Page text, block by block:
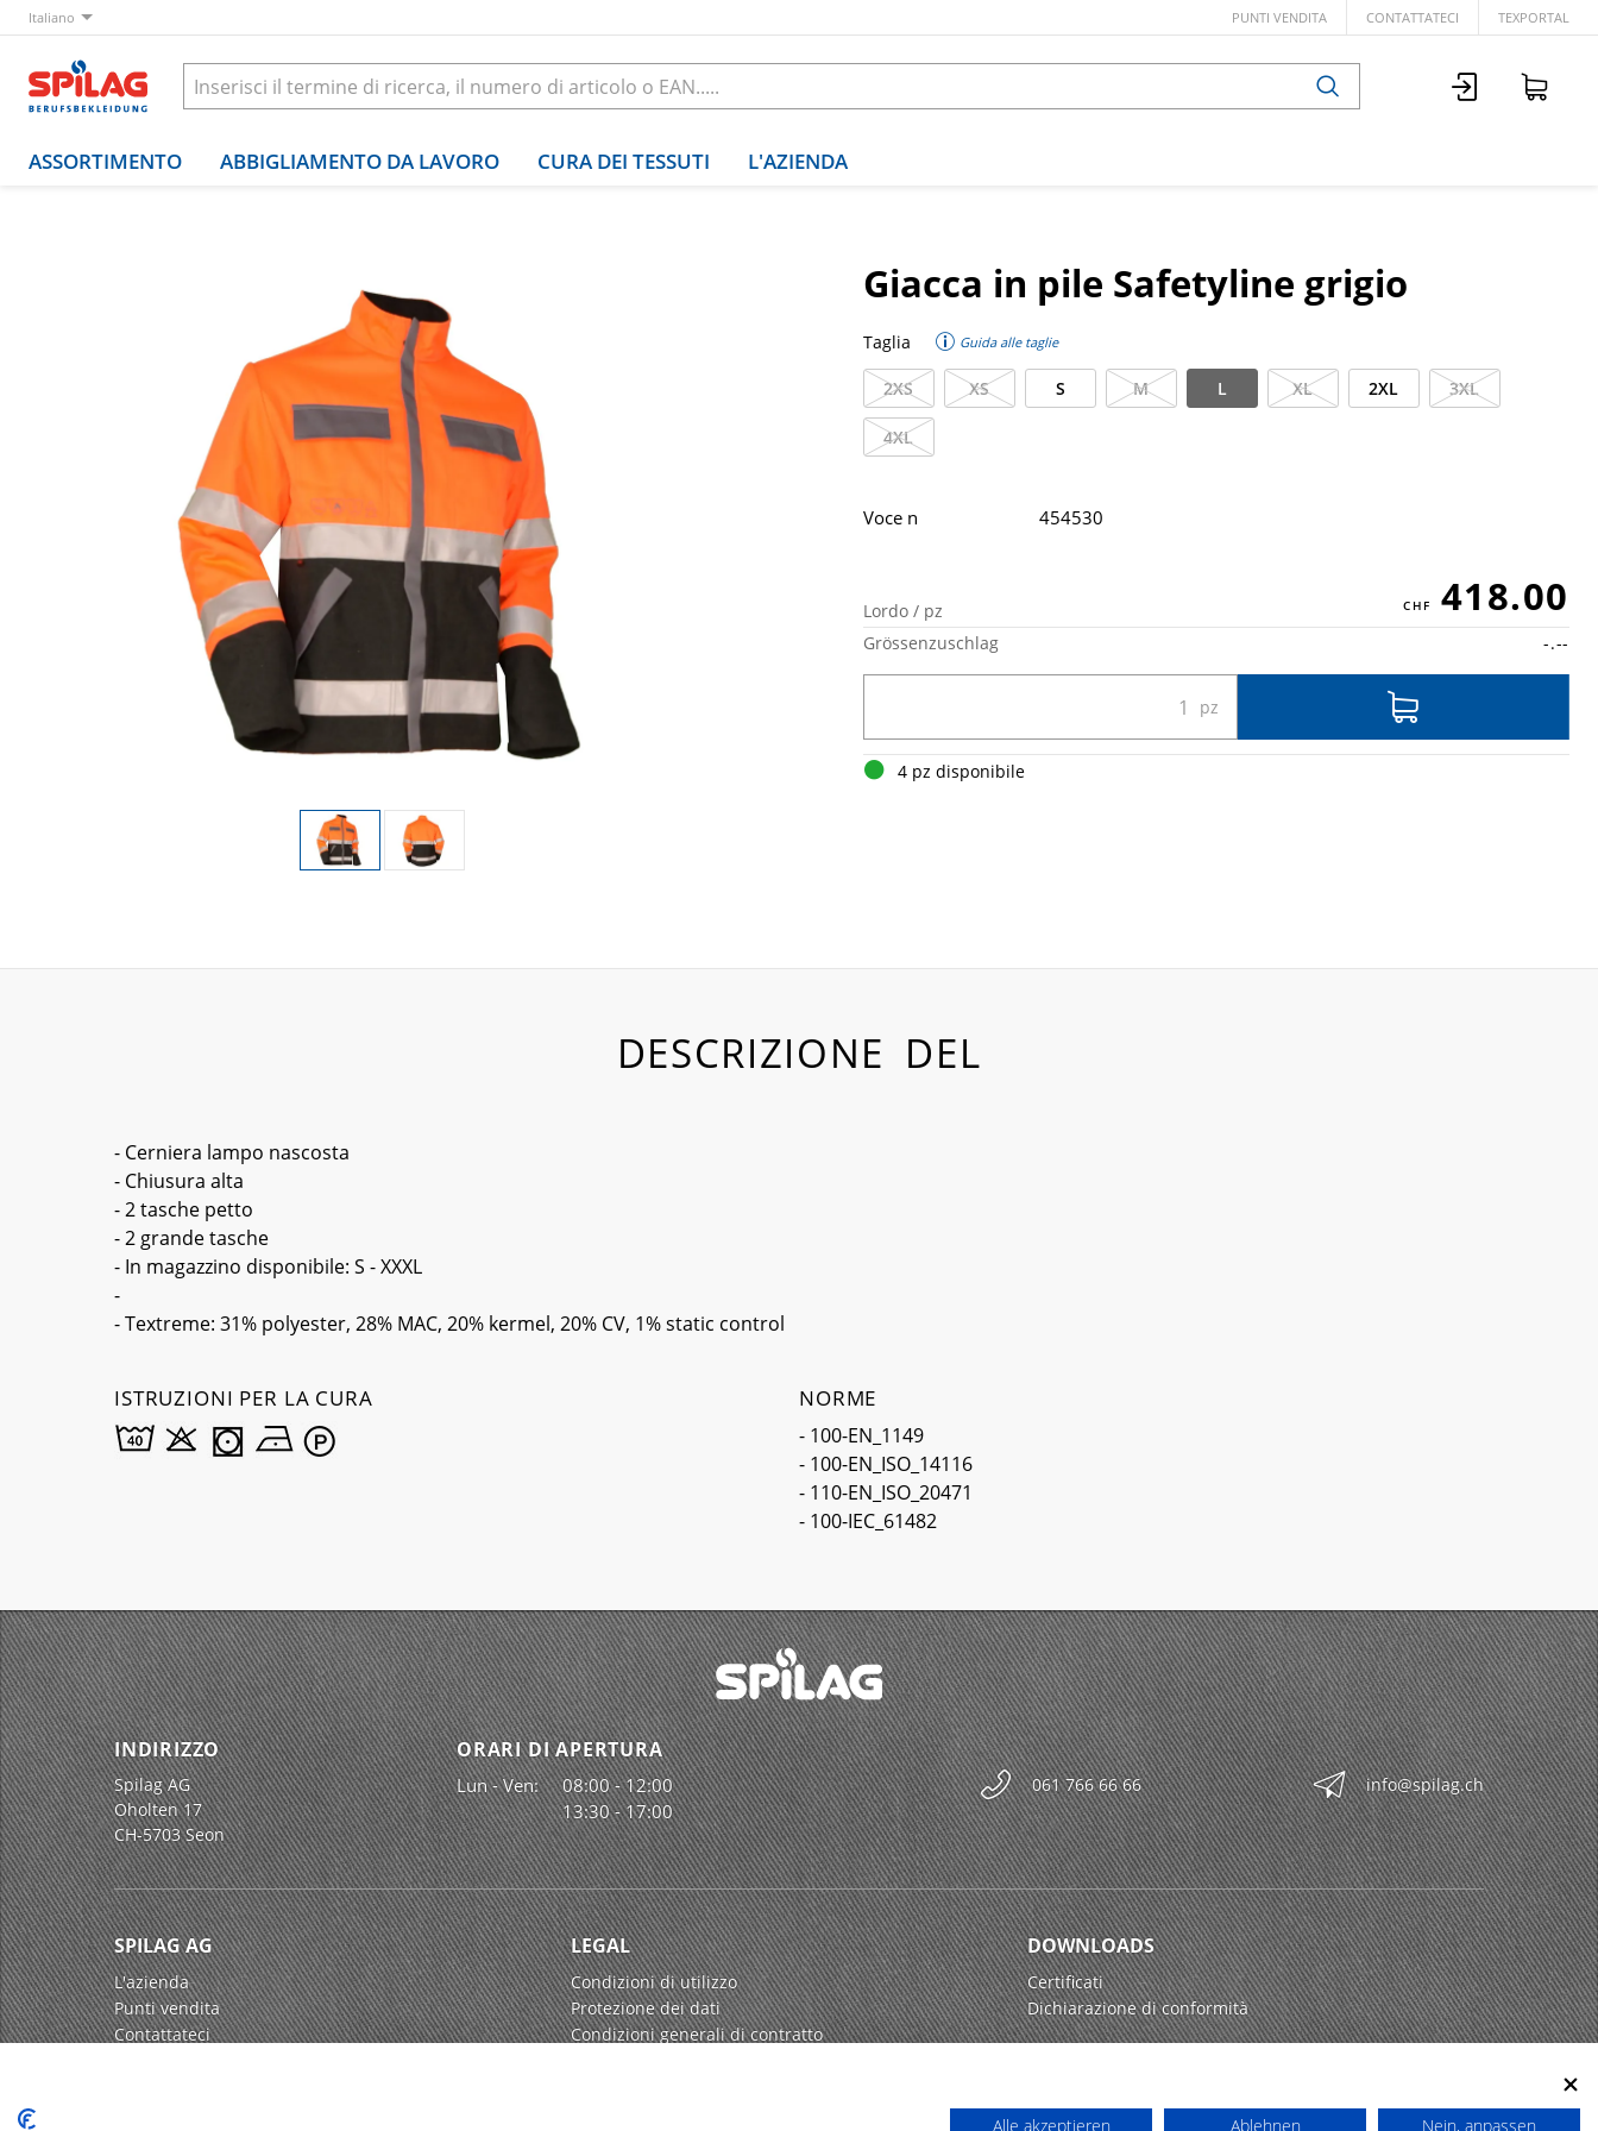
Italiano PUNTI VENDITA CONTATTATECI TEXPORTAL
ASSORTIMENTO ABBIGLIAMENTO DA LAVORO CURA DEI TESSUTI L'AZIENDA
Giacca in pile Safetyline grigio
Taglia Guida alle taglie
2XS XS S M L XL 2XL 3XL
4XL
Lordo / pz 418.00
Grössenzuschlag -.--
4 pz disponibile
Voce n 454530
DESCRIZIONE DEL
- Cerniera lampo nascosta
- Chiusura alta
- 2 tasche petto
- 2 grande tasche
- In magazzino disponibile: S - XXXL
-
- Textreme: 31% polyester, 28% MAC, 20% kermel, 20% CV, 1% static control
ISTRUZIONI PER LA CURA NORME
- 100-EN_1149
- 100-EN_ISO_14116
- 110-EN_ISO_20471
- 100-IEC_61482
INDIRIZZO
Spilag AG
Oholten 17
CH-5703 Seon
ORARI DI APERTURA
Lun - Ven:
08:00 - 12:00
13:30 - 17:00
061 766 66 66 info@spilag.ch
SPILAG AG
L'azienda
Punti vendita
Contattateci
LEGAL
Condizioni di utilizzo
Protezione dei dati
Condizioni generali di contratto
DOWNLOADS
Certificati
Dichiarazione di conformità
Alle akzeptieren Ablehnen Nein, anpassen